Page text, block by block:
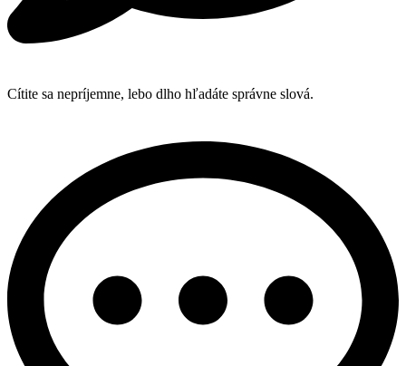
Cítite sa nepríjemne, lebo dlho hľadáte správne slová.